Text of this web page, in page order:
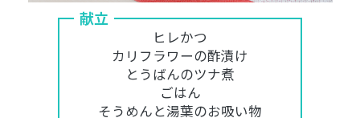
献立
ヒレかつ
カリフラワーの酢漬け
とうばんのツナ煮
ごはん
そうめんと湯葉のお吸い物